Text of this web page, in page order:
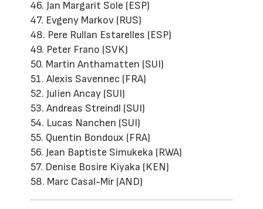
46. Jan Margarit Sole (ESP)
47. Evgeny Markov (RUS)
48. Pere Rullan Estarelles (ESP)
49. Peter Frano (SVK)
50. Martin Anthamatten (SUI)
51. Alexis Savennec (FRA)
52. Julien Ancay (SUI)
53. Andreas Streindl (SUI)
54. Lucas Nanchen (SUI)
55. Quentin Bondoux (FRA)
56. Jean Baptiste Simukeka (RWA)
57. Denise Bosire Kiyaka (KEN)
58. Marc Casal-Mir (AND)